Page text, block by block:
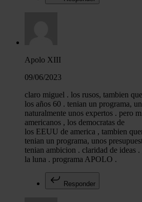
Apolo XIII
09/06/2023
claro miguel . los rusos, tambien
los años 60 . tenian un programa,
naturalmente unos expertos . pero
americanos , los democratas de
los EEUU de america , tambien
tenian un programa, unos
tenian ambicion . claridad de ideas
la luna . programa APOLO .
Responder